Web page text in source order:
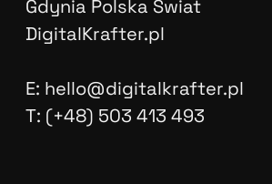
Gdynia Polska Świat
DigitalKrafter.pl
E: hello@digitalkrafter.pl
T: (+48) 503 413 493